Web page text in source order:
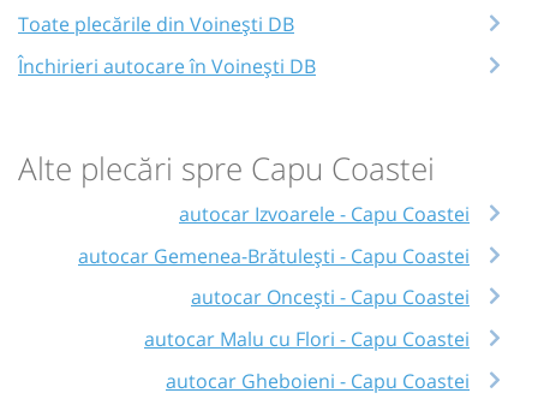
Toate plecările din Voinești DB
Închirieri autocare în Voinești DB
Alte plecări spre Capu Coastei
autocar Izvoarele - Capu Coastei
autocar Gemenea-Brătulești - Capu Coastei
autocar Oncești - Capu Coastei
autocar Malu cu Flori - Capu Coastei
autocar Gheboieni - Capu Coastei